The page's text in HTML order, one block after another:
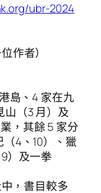
ubr-2024
作者）
島、4 家在九
（3 月）及
，其餘 5 家分
4、10）、獵
）及一拳
，書目較多